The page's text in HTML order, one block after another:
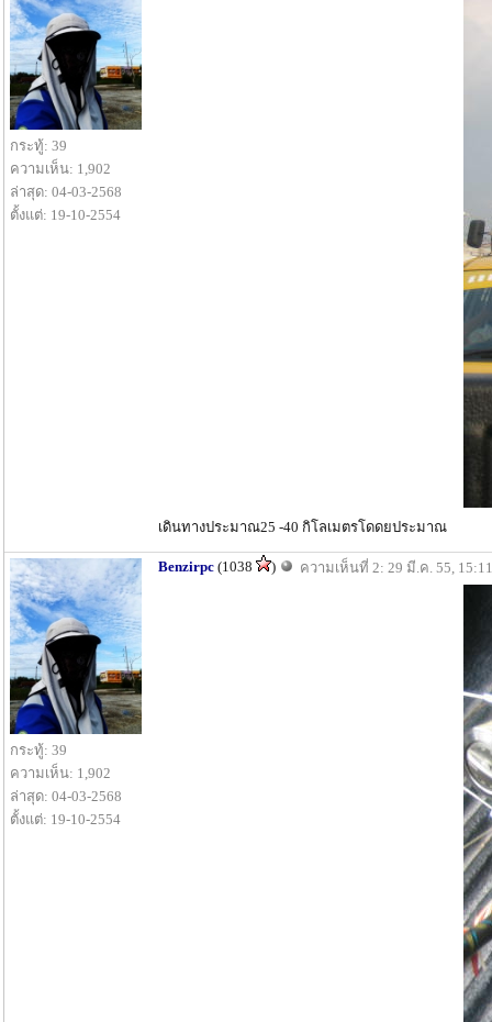
กระทู้: 39
ความเห็น: 1,902
ล่าสุด: 04-03-2568
ตั้งแต่: 19-10-2554
เดินทางประมาณ25 -40 กิโลเมตรโดดยประมาณ
กระทู้: 39
ความเห็น: 1,902
ล่าสุด: 04-03-2568
ตั้งแต่: 19-10-2554
Benzirpc (1038 ) ความเห็นที่ 2: 29 มี.ค. 55, 15:11